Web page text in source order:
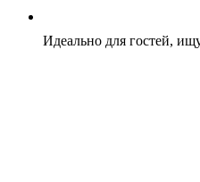
Идеально для гостей,